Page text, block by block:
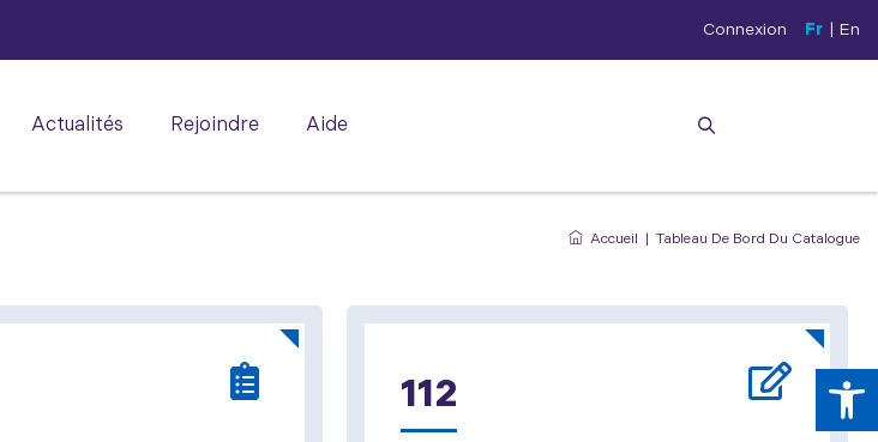
Connexion Fr | En
Actualités Rejoindre Aide
Accueil | Tableau De Bord Du Catalogue
112